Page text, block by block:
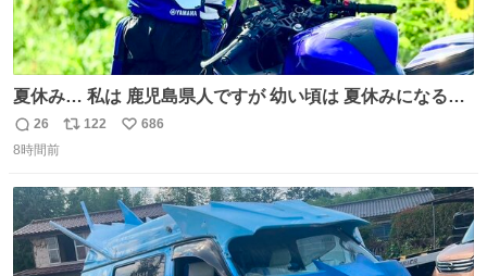
夏休み… 私は 鹿児島県人ですが 幼い頃は 夏休みになると
母の郷… 山梨へ遊びに行くのが楽しみでした 母の実家へ 1
ヶ月近く泊まって … … 今の私は 医療従事者 お盆休み？ﾅﾆ
景 淡い記憶 そんな思い出の風景… ありますか？
返
信
26
リ
ト
数
122
い
数
686
8時間前